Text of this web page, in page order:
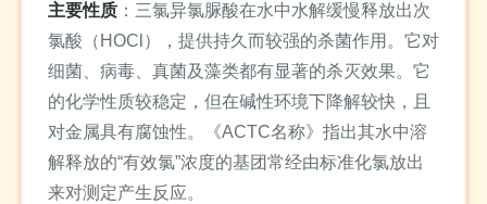
主要性质 ：三氯异氯脲酸在水中水解缓慢释放出次
氯酸（HOCl），提供持久而较强的杀菌作用。它对
细菌、病毒、真菌及藻类都有显著的杀灭效果。它
的化学性质较稳定，但在碱性环境下降解较快，且
对金属具有腐蚀性。《ACTC名称》指出其水中溶
解释放的“有效氯”浓度的基团常经由标准化氯放出
来对测定产生反应。